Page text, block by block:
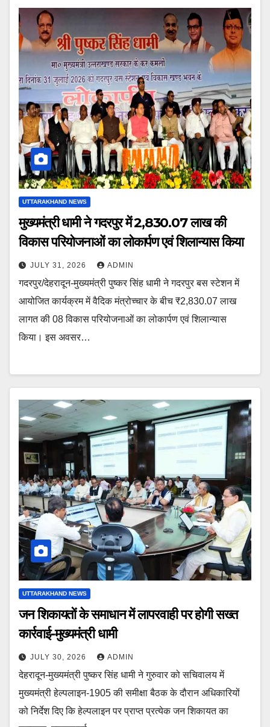
UTTARAKHAND NEWS
मुख्यमंत्री धामी ने गदरपुर में ₹2,830.07 लाख की
विकास परियोजनाओं का लोकार्पण एवं शिलान्यास किया
JULY 31, 2026 ADMIN
गदरपुर/देहरादून-मुख्यमंत्री पुष्कर सिंह धामी ने गदरपुर बस स्टेशन में
आयोजित कार्यक्रम में वैदिक मंत्रोच्चार के बीच ₹2,830.07 लाख
लागत की 08 विकास परियोजनाओं का लोकार्पण एवं शिलान्यास
किया। इस अवसर…
UTTARAKHAND NEWS
जन शिकायतों के समाधान में लापरवाही पर होगी सख्त
कार्रवाई-मुख्यमंत्री धामी
JULY 30, 2026 ADMIN
देहरादून-मुख्यमंत्री पुष्कर सिंह धामी ने गुरुवार को सचिवालय में
मुख्यमंत्री हेल्पलाइन-1905 की समीक्षा बैठक के दौरान अधिकारियों
को निर्देश दिए कि हेल्पलाइन पर प्राप्त प्रत्येक जन शिकायत का